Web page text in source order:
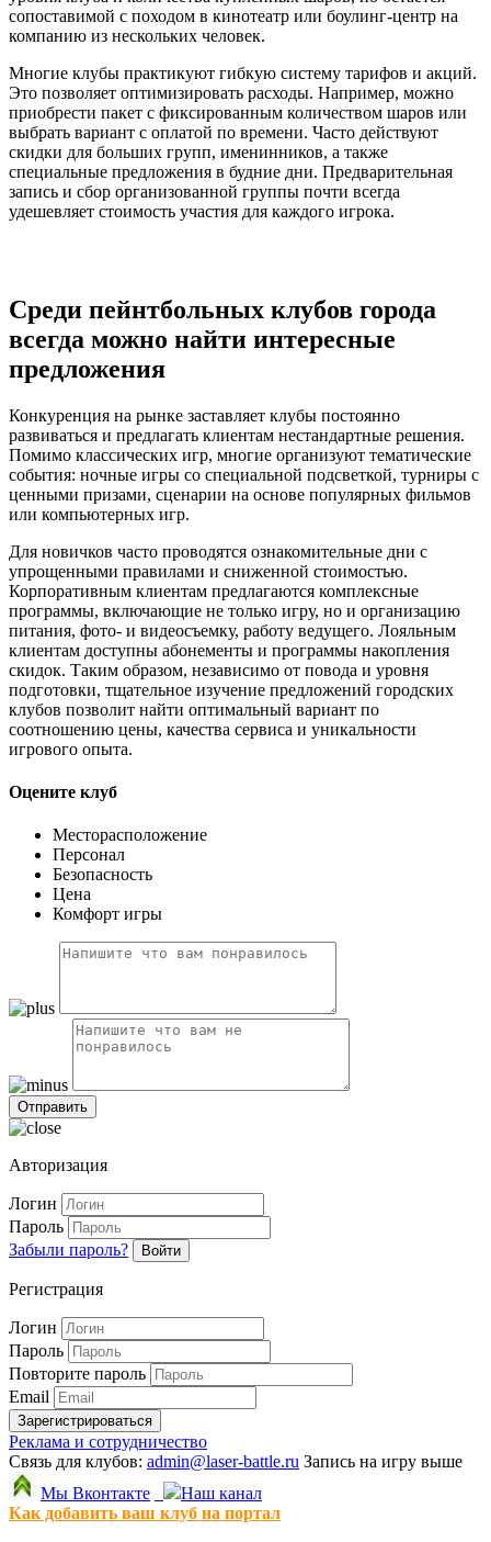
сопоставимой с походом в кинотеатр или боулинг-центр на
компанию из нескольких человек.
Многие клубы практикуют гибкую систему тарифов и акций.
Это позволяет оптимизировать расходы. Например, можно
приобрести пакет с фиксированным количеством шаров или
выбрать вариант с оплатой по времени. Часто действуют
скидки для больших групп, именинников, а также
специальные предложения в будние дни. Предварительная
запись и сбор организованной группы почти всегда
удешевляет стоимость участия для каждого игрока.
Среди пейнтбольных клубов города
всегда можно найти интересные
предложения
Конкуренция на рынке заставляет клубы постоянно
развиваться и предлагать клиентам нестандартные решения.
Помимо классических игр, многие организуют тематические
события: ночные игры со специальной подсветкой, турниры с
ценными призами, сценарии на основе популярных фильмов
или компьютерных игр.
Для новичков часто проводятся ознакомительные дни с
упрощенными правилами и сниженной стоимостью.
Корпоративным клиентам предлагаются комплексные
программы, включающие не только игру, но и организацию
питания, фото- и видеосъемку, работу ведущего. Лояльным
клиентам доступны абонементы и программы накопления
скидок. Таким образом, независимо от повода и уровня
подготовки, тщательное изучение предложений городских
клубов позволит найти оптимальный вариант по
соотношению цены, качества сервиса и уникальности
игрового опыта.
Оцените клуб
Месторасположение
Персонал
Безопасность
Цена
Комфорт игры
Авторизация
Логин
Пароль
Забыли пароль?
Войти
Регистрация
Логин
Пароль
Повторите пароль
Email
Зарегистрироваться
Реклама и сотрудничество
Связь для клубов: admin@laser-battle.ru Запись на игру выше
Мы Вконтакте
Наш канал
Как добавить ваш клуб на портал